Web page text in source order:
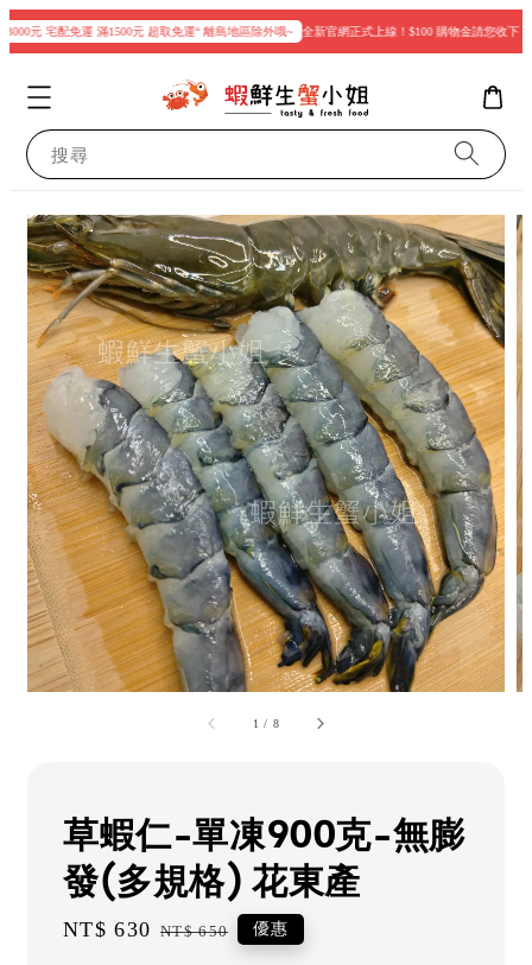
元 宅配免運 滿1500元 超取免運“ 離島地區除外哦~ 全新官網正式上線！$100 購物金請您收下
搜尋
1 / 8
草蝦仁-單凍900克-無膨
發(多規格) 花東產
Sale
NT$ 630 Regular
NT$ 650 優惠